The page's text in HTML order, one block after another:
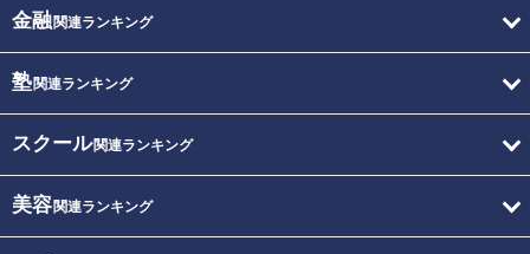
金融関連ランキング
塾関連ランキング
スクール関連ランキング
美容関連ランキング